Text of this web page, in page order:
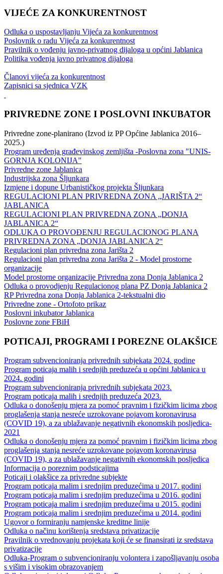
VIJEĆE ZA KONKURENTNOST
Odluka o uspostavljanju Vijeća za konkurentnost
Poslovnik o radu Vijeća za konkurentnost
Pravilnik o vođenju javno-privatnog dijaloga u općini Jablanica
Politika vođenja javno privatnog dijaloga
Članovi vijeća za konkurentnost
Zapisnici sa sjednica VZK
PRIVREDNE ZONE I POSLOVNI INKUBATOR
Privredne zone-planirano (Izvod iz PP Općine Jablanica 2016–
2025.)
Program uređenja građevinskog zemljišta -Poslovna zona "UNIS-
GORNJA KOLONIJA"
Privredne zone Jablanica
Industrijska zona Šljunkara
Izmjene i dopune Urbanističkog projekta Šljunkara
REGULACIONI PLAN PRIVREDNA ZONA „JARIŠTA 2“
JABLANICA
REGULACIONI PLAN PRIVREDNA ZONA „DONJA
JABLANICA 2“
ODLUKA O PROVOĐENJU REGULACIONOG PLANA
PRIVREDNA ZONA „DONJA JABLANICA 2“
Regulacioni plan privredna zona Jarišta 2
Regulacioni plan privredna zona Jarišta 2 - Model prostorne
organizacije
Model prostorne organizacije Privredna zona Donja Jablanica 2
Odluka o provodjenju Regulacionog plana PZ Donja Jablanica 2
RP Privredna zona Donja Jablanica 2-tekstualni dio
Privredne zone - Ortofoto prikaz
Poslovni inkubator Jablanica
Poslovne zone FBiH
POTICAJI, PROGRAMI I POREZNE OLAKŠICE
Program subvencioniranja privrednih subjekata 2024. godine
Program poticaja malih i srednjih preduzeća u općini Jablanica u
2024. godini
Program subvencioniranja privrednih subjekata 2023.
Program poticaja malih i srednjih preduzeća 2023.
Odluka o donošenju mjera za pomoć pravnim i fizičkim licima zbog
proglašenja stanja nesreće uzrokovane pojavom koronavirusa
(COVID 19), a za ublažavanje negativnih ekonomskih posljedica-
2021
Odluka o donošenju mjera za pomoć pravnim i fizičkim licima zbog
proglašenja stanja nesreće uzrokovane pojavom koronavirusa
(COVID 19), a za ublažavanje negativnih ekonomskih posljedica
Informacija o poreznim podsticajima
Poticaji i olakšice za privredne subjekte
Program poticaja malim i srednjim preduzećima u 2017. godini
Program poticaja malim i srednjim preduzećima u 2016. godini
Program poticaja malim i srednjim preduzećima u 2015. godini
Program poticaja malim i srednjim preduzećima u 2014. godini
Ugovor o formiranju namjenske kreditne linije
Odluka o načinu korištenja sredstava privatizacije
Pravilnik o vrednovanju projekata koji će se finansirati iz sredstava
privatizacije
Odluka-Program o subvencioniranju volontera i zapošljavanju osoba
s višim i visokim obrazovanjem